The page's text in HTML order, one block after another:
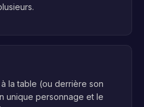
la table (ou derrière son
unique personnage et le